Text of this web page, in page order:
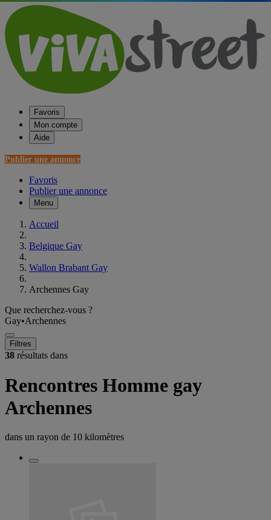
Favoris
Mon compte
Aide
Publier une annonce
Favoris
Publier une annonce
Menu
Accueil
Belgique Gay
Wallon Brabant Gay
Archennes Gay
Que recherchez-vous ?
Gay•Archennes
Filtres
38 résultats dans
Rencontres Homme gay
Archennes
dans un rayon de 10 kilomètres